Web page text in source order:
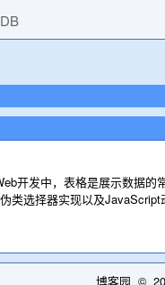
开发中，表格是展示数据
类选择器实现以及
博客园 ©